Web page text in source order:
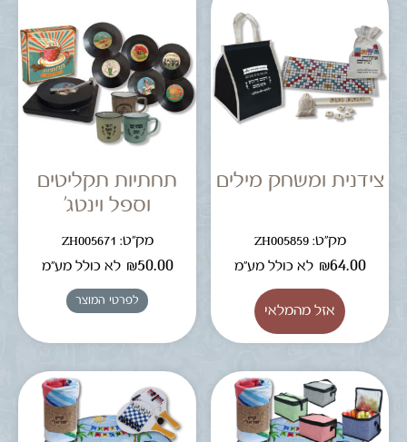
צידנית ומשחק מילים
מק"ט: ZH005859
₪64.00 לא כולל מע"מ
תחתיות תקליטים
וספל וינטג'
מק"ט: ZH005671
₪50.00 לא כולל מע"מ
לפרטי המוצר